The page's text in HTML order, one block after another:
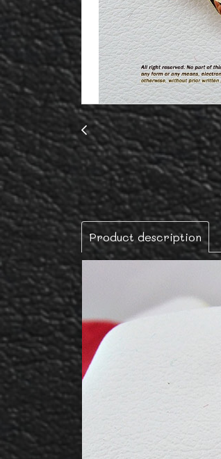
Product description